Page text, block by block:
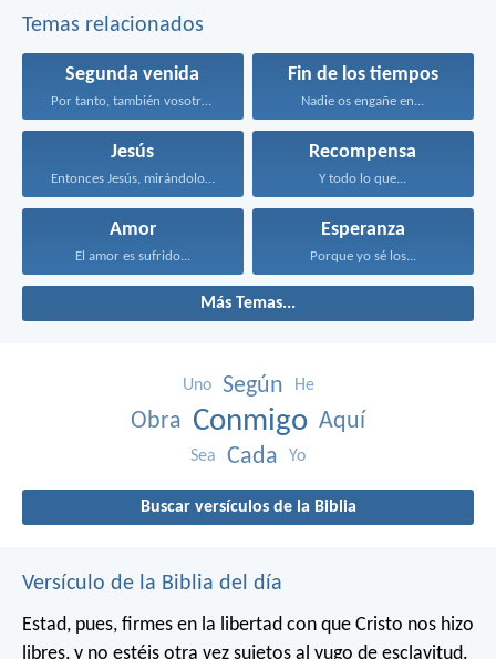
Temas relacionados
Segunda venida
Por tanto, también vosotros...
Fin de los tiempos
Nadie os engañe en...
Jesús
Entonces Jesús, mirándolos, dijo...
Recompensa
Y todo lo que...
Amor
El amor es sufrido...
Esperanza
Porque yo sé los...
Más Temas...
Uno Según He
Obra Conmigo Aquí
Sea Cada Yo
Buscar versículos de la Biblia
Versículo de la Biblia del día
Estad, pues, firmes en la libertad con que Cristo nos hizo
libres, y no estéis otra vez sujetos al yugo de esclavitud.